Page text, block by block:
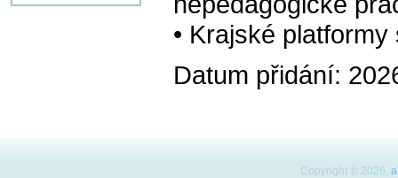
• Krajské
Datum přidání:
Copyright © 2026,